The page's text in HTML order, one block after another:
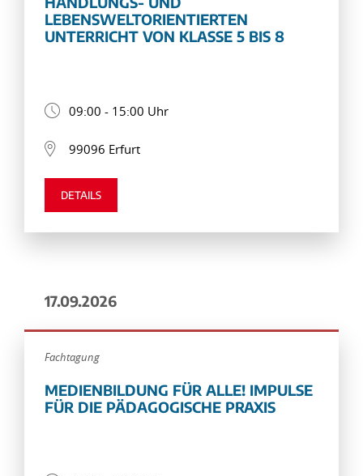
LEBENSWELTORIENTIERTEN
UNTERRICHT VON KLASSE 5 BIS 8
09:00 - 15:00 Uhr
99096 Erfurt
DETAILS
17.09.2026
Fachtagung
MEDIENBILDUNG FÜR ALLE! IMPULSE
FÜR DIE PÄDAGOGISCHE PRAXIS